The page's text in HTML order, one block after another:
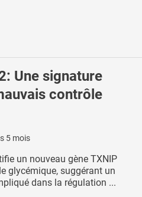
Une signature
contrôle
5 mois
un nouveau gène TXNIP
glycémique, suggérant un
dans la régulation ...